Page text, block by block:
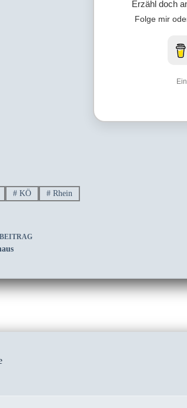
Erzähl doch
Folge mir
# KÖ # Rhein
BEITRAG